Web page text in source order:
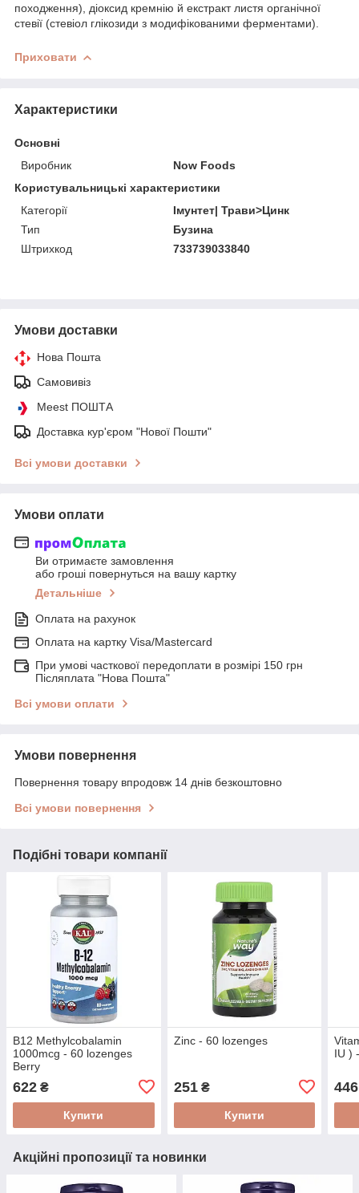
походження), діоксид кремнію й екстракт листя органічної
стевії (стевіол глікозиди з модифікованими ферментами).
Приховати
Характеристики
Основні
Виробник
Now Foods
Користувальницькі характеристики
Категорії
Імунтет| Трави>Цинк
Тип
Бузина
Штрихкод
733739033840
Умови доставки
Нова Пошта
Самовивіз
Meest ПОШТА
Доставка кур'єром "Нової Пошти"
Всі умови доставки
Умови оплати
Ви отримаєте замовлення
або гроші повернуться на вашу картку
Детальніше
Оплата на рахунок
Оплата на картку Visa/Mastercard
При умові часткової передоплати в розмірі 150 грн
Післяплата "Нова Пошта"
Всі умови оплати
Умови повернення
Повернення товару впродовж 14 днів безкоштовно
Всі умови повернення
Подібні товари компанії
B12 Methylcobalamin
1000mcg - 60 lozenges
Berry
622 ₴
Купити
Zinc - 60 lozenges
251₴
Купити
IU )
446
Акційні пропозиції та новинки